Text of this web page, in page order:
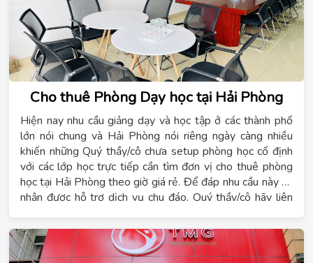
Cho thuê Phòng Dạy học tại Hải Phòng
Hiện nay nhu cầu giảng dạy và học tập ở các thành phố
lớn nói chung và Hải Phòng nói riêng ngày càng nhiều
khiến những Quý thầy/cô chưa setup phòng học cố định
với các lớp học trực tiếp cần tìm đơn vị cho thuê phòng
học tại Hải Phòng theo giờ giá rẻ. Để đáp nhu cầu này và
nhận được hỗ trợ dịch vụ chu đáo, Quý thầy/cô hãy liên
thuê phòng học theo giờ với mức giá tốt nhất và đạt
chuẩn yêu cầu về thiết bị đào tạo nghề.